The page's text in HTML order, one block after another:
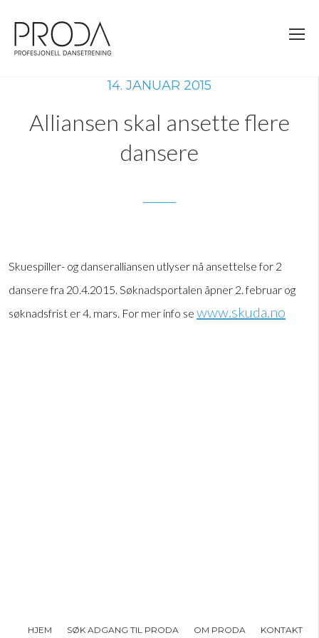
sidens
hovedinnhold
14. JANUAR 2015
Alliansen skal ansette flere
dansere
Skuespiller- og danseralliansen utlyser nå ansettelse for 2
dansere fra 20.4.2015. Søknadsportalen åpner 2. februar og
søknadsfrist er 4. mars. For mer info se www.skuda.no
HJEM SØK ADGANG TIL PRODA OM PRODA KONTAKT